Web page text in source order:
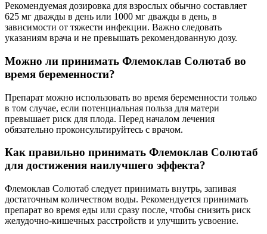
Рекомендуемая дозировка для взрослых обычно составляет
625 мг дважды в день или 1000 мг дважды в день, в
зависимости от тяжести инфекции. Важно следовать
указаниям врача и не превышать рекомендованную дозу.
Можно ли принимать Флемоклав Солютаб во
время беременности?
Препарат можно использовать во время беременности только
в том случае, если потенциальная польза для матери
превышает риск для плода. Перед началом лечения
обязательно проконсультируйтесь с врачом.
Как правильно принимать Флемоклав Солютаб
для достижения наилучшего эффекта?
Флемоклав Солютаб следует принимать внутрь, запивая
достаточным количеством воды. Рекомендуется принимать
препарат во время еды или сразу после, чтобы снизить риск
желудочно-кишечных расстройств и улучшить усвоение.